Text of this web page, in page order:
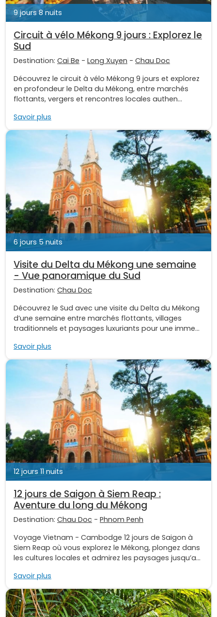
9 jours 8 nuits
Circuit à vélo Mékong 9 jours : Explorez le
Sud
Destination: Cai Be - Long Xuyen - Chau Doc
Découvrez le circuit à vélo Mékong 9 jours et explorez
en profondeur le Delta du Mékong, entre marchés
flottants, vergers et rencontres locales authen...
Savoir plus
6 jours 5 nuits
Visite du Delta du Mékong une semaine
- Vue panoramique du Sud
Destination: Chau Doc
Découvrez le Sud avec une visite du Delta du Mékong
d’une semaine entre marchés flottants, villages
traditionnels et paysages luxuriants pour une imme...
Savoir plus
12 jours 11 nuits
12 jours de Saigon à Siem Reap :
Aventure du long du Mékong
Destination: Chau Doc - Phnom Penh
Voyage Vietnam - Cambodge 12 jours de Saigon à
Siem Reap où vous explorez le Mékong, plongez dans
les cultures locales et admirez les paysages jusqu’a...
Savoir plus